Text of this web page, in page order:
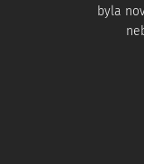
byla